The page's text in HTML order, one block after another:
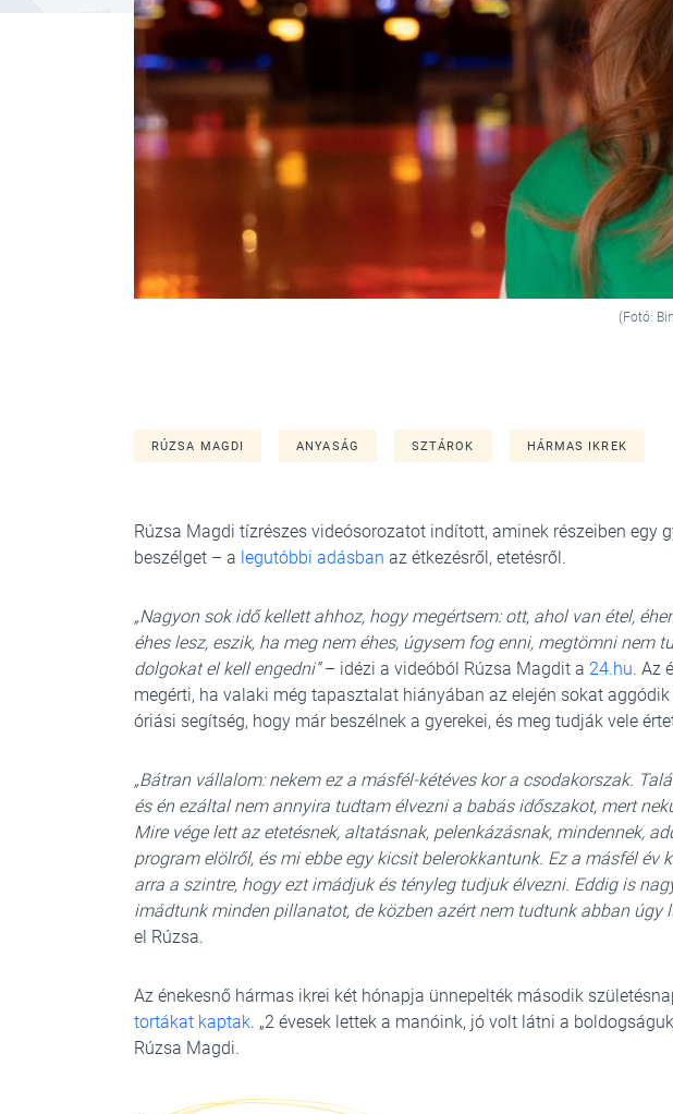
(Fotó:
RÚZSA MAGDI ANYASÁG SZTÁROK HÁRMAS IKREK
Rúzsa Magdi tízrészes videósorozatot indított, aminek részeiben egy
beszélget – a legutóbbi adásban az étkezésről, etetésről.
„Nagyon sok idő kellett ahhoz, hogy megértsem: ott, ahol van étel,
éhes lesz, eszik, ha meg nem éhes, úgysem fog enni, megtömni nem
dolgokat el kell engedni”– idézi a videóból Rúzsa Magdit a 24.hu. Az
megérti, ha valaki még tapasztalat hiányában az elején sokat
óriási segítség, hogy már beszélnek a gyerekei, és meg tudják vele
„Bátran vállalom: nekem ez a másfél-kétéves kor a csodakorszak.
és én ezáltal nem annyira tudtam élvezni a babás időszakot, mert
Mire vége lett az etetésnek, altatásnak, pelenkázásnak, mindennek,
program elölről, és mi ebbe egy kicsit belerokkantunk. Ez a másfél év
arra a szintre, hogy ezt imádjuk és tényleg tudjuk élvezni. Eddig is
imádtunk minden pillanatot, de közben azért nem tudtunk abban úgy
el Rúzsa.
Az énekesnő hármas ikrei két hónapja ünnepelték második
tortákat kaptak. „2 évesek lettek a manóink, jó volt látni a
Rúzsa Magdi.